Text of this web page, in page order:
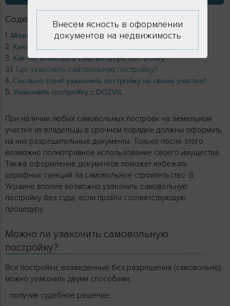
Содержание
Можно ли узаконить самовольную постройку?
Какие постройки не подлежат регистрации?
Как легализовать самовольную постройку?
Где узаконить самовольную постройку?
Сколько стоит узаконить постройку на своем участке?
Узаконить постройку с DOZVIL
При наличии любых самовольных построек на земельном
участке их владельцы в срочном порядке должны оформить
на них разрешительные документы. Только после этого
возможно полноправное использование своего имущества.
Также оформление документов поможет избежать
штрафных санкций за самовольное строительство. В
Украине вполне возможно узаконить самовольную
постройку без суда, если пройти соответствующую
процедуру.
Можно ли узаконить самовольную
постройку?
Все постройки, возведенные без разрешения (самовольно),
можно узаконить двумя способами:
- получив судебное решение;
Внесем ясность в оформлении
документов на недвижимость